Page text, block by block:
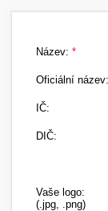
Název: *
Oficiální název:
IČ:
DIČ:
Vaše logo:
(.jpg, .png)